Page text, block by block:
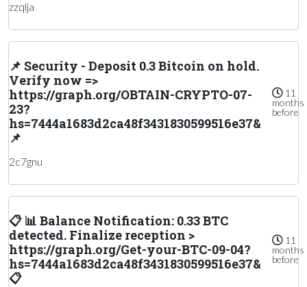
zzqlja
📌 Security - Deposit 0.3 Bitcoin on hold.
Verify now =>
https://graph.org/OBTAIN-CRYPTO-07-
23?
hs=7444a1683d2ca48f3431830599516e37&
📌
11
months
before
2c7gnu
📋 📊 Balance Notification: 0.33 BTC
detected. Finalize reception >
https://graph.org/Get-your-BTC-09-04?
hs=7444a1683d2ca48f3431830599516e37&
📋
11
months
before